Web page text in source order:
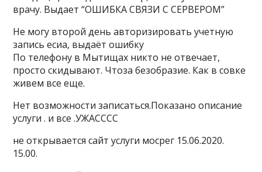
врачу. Выдает “ОШИБКА СВЯЗИ С СЕРВЕРОМ”
Не могу второй день авторизировать учетную
запись есиа, выдаёт ошибку
По телефону в Мытищах никто не отвечает,
просто скидывают. Чтоза безобразие. Как в совке
живем все еще.
Нет возможности записаться.Показано описание
услуги . и все .УЖАСССС
не открывается сайт услуги мосрег 15.06.2020.
15.00.